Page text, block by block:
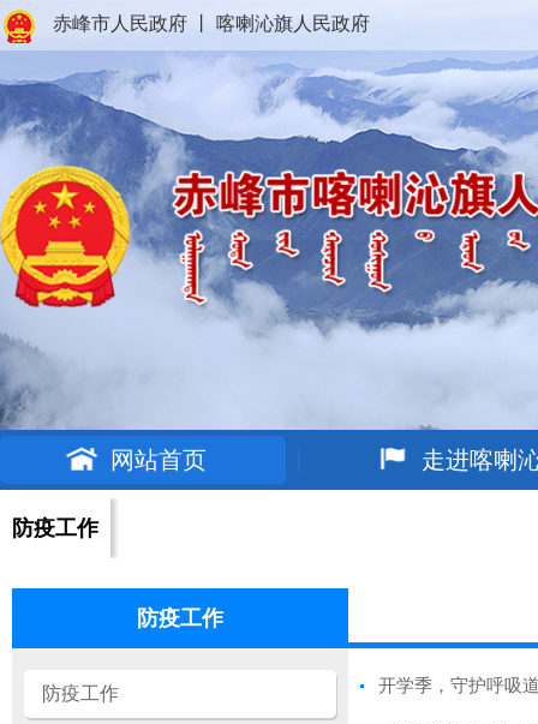
赤峰市人民政府 喀喇沁旗人民政府
网站首页 走进喀喇
防疫工作
防疫工作
防疫工作 开学季，守护呼吸